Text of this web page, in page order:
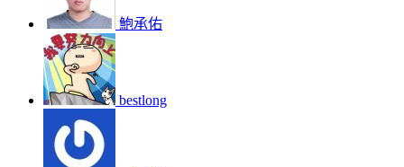
鮑承佑
bestlong